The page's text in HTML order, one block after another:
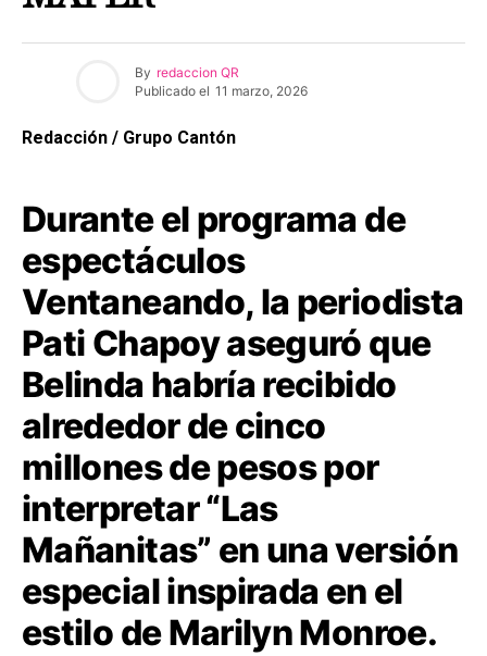
By redaccion QR
Publicado el 11 marzo, 2026
Redacción / Grupo Cantón
Durante el programa de
espectáculos
Ventaneando, la periodista
Pati Chapoy aseguró que
Belinda habría recibido
alrededor de cinco
millones de pesos por
interpretar “Las
Mañanitas” en una versión
especial inspirada en el
estilo de Marilyn Monroe.